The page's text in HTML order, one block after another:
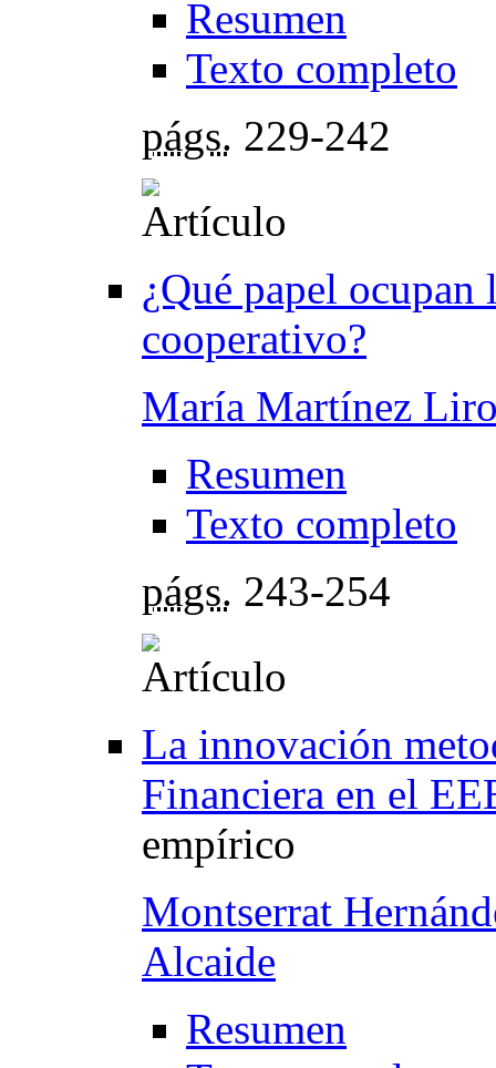
Resumen
Texto completo
págs. 229-242
¿Qué papel
cooperativo?
María Martínez
Resumen
Texto completo
págs. 243-254
La innovación
Financiera en el
empírico
Montserrat
Alcaide
Resumen